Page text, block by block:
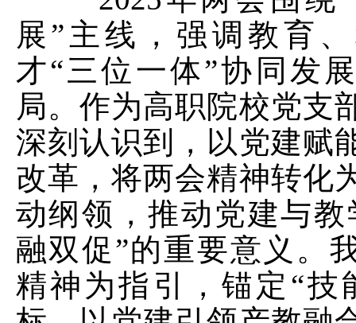
展”主线，强调教育
才“三位一体”协同发
局。作为高职院校党支
深刻认识到，以党建赋
改革，将两会精神转化
动纲领，推动党建与教
融双促”的重要意义。
精神为指引，锚定“技